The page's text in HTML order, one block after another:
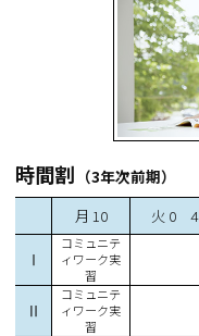
時間割 （3年次前期）
月 10 火 0 4
Ⅰ
コミュニテ
ィワーク実
習
Ⅱ
コミュニテ
ィワーク実
習